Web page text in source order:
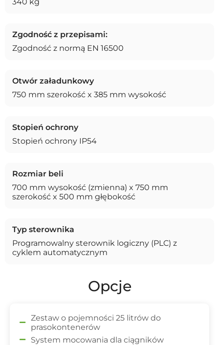
Zgodność z przepisami:
Zgodność z normą EN 16500
Otwór załadunkowy
750 mm szerokość x 385 mm wysokość
Stopień ochrony
Stopień ochrony IP54
Rozmiar beli
700 mm wysokość (zmienna) x 750 mm
szerokość x 500 mm głębokość
Typ sterownika
Programowalny sterownik logiczny (PLC) z
cyklem automatycznym
Opcje
Zestaw o pojemności 25 litrów do
prasokontenerów
System mocowania dla ciągników